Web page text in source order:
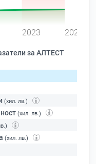
2023 2024
за АЛТЕСТ
(хил. лв.)
(хил. лв.)
(хил. лв.)